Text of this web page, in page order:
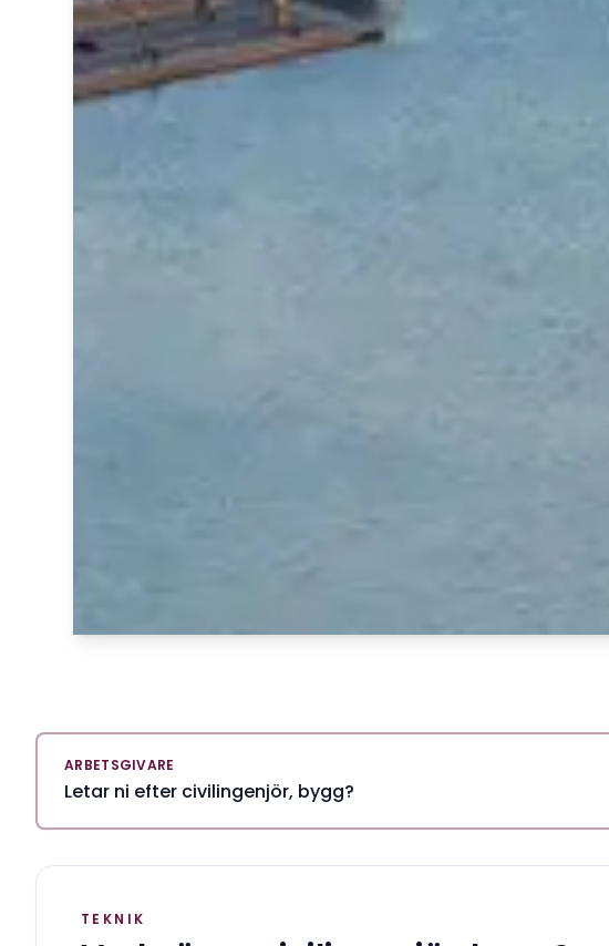
ARBETSGIVARE
Letar ni efter civilingenjör, bygg?
TEKNIK